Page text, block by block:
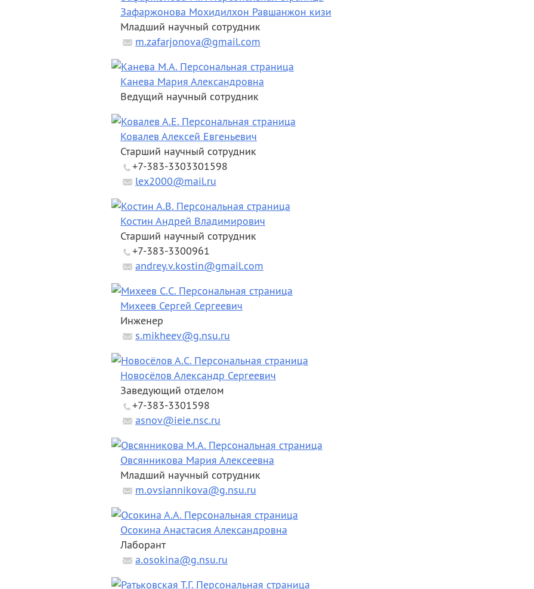
Зафаржонова Мохидилхон Равшанжон кизи
Младший научный сотрудник
m.zafarjonova@gmail.com
Канева Мария Александровна
Ведущий научный сотрудник
Ковалев Алексей Евгеньевич
Старший научный сотрудник
+7-383-3303301598
lex2000@mail.ru
Костин Андрей Владимирович
Старший научный сотрудник
+7-383-3300961
andrey.v.kostin@gmail.com
Михеев Сергей Сергеевич
Инженер
s.mikheev@g.nsu.ru
Новосёлов Александр Сергеевич
Заведующий отделом
+7-383-3301598
asnov@ieie.nsc.ru
Овсянникова Мария Алексеевна
Младший научный сотрудник
m.ovsiannikova@g.nsu.ru
Осокина Анастасия Александровна
Лаборант
a.osokina@g.nsu.ru